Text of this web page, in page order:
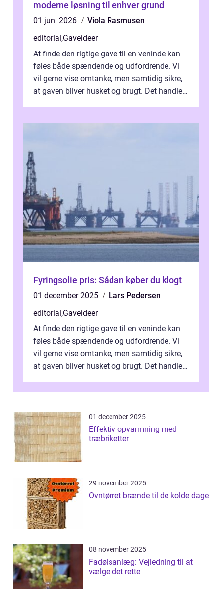
moderne løsning til enhver grund
01 juni 2026
Viola Rasmusen
editorial,Gaveideer
At finde den rigtige gave til en veninde kan
føles både spændende og udfordrende. Vi
vil gerne vise omtanke, men samtidig sikre,
at gaven bliver husket og brugt. Det handler
Fyringsolie pris: Sådan køber du klogt
01 december 2025
Lars Pedersen
editorial,Gaveideer
At finde den rigtige gave til en veninde kan
føles både spændende og udfordrende. Vi
vil gerne vise omtanke, men samtidig sikre,
at gaven bliver husket og brugt. Det handler
01 december 2025
Effektiv opvarmning med
træbriketter
29 november 2025
Ovntørret brænde til de kolde dage
08 november 2025
Fadølsanlæg: Vejledning til at
vælge det rette